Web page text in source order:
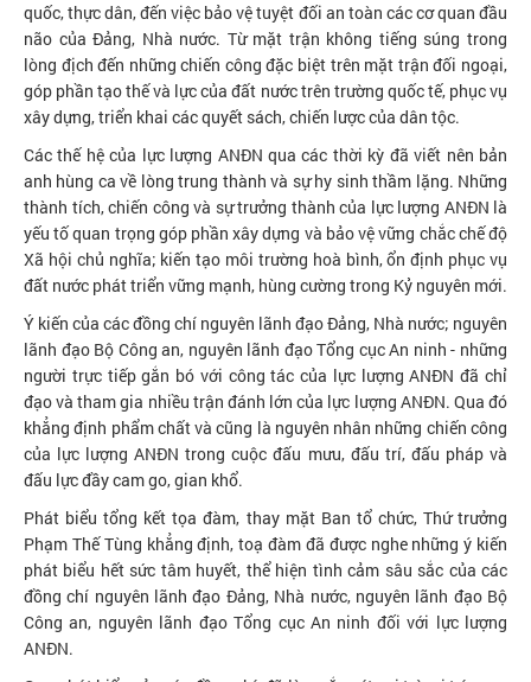
quốc, thực dân, đến việc bảo vệ tuyệt đối an toàn các cơ quan đầu
não của Đảng, Nhà nước. Từ mặt trận không tiếng súng trong
lòng địch đến những chiến công đặc biệt trên mặt trận đối ngoại,
góp phần tạo thế và lực của đất nước trên trường quốc tế, phục vụ
xây dựng, triển khai các quyết sách, chiến lược của dân tộc.
Các thế hệ của lực lượng ANĐN qua các thời kỳ đã viết nên bản
anh hùng ca về lòng trung thành và sự hy sinh thầm lặng. Những
thành tích, chiến công và sự trưởng thành của lực lượng ANĐN là
yếu tố quan trọng góp phần xây dựng và bảo vệ vững chắc chế độ
Xã hội chủ nghĩa; kiến tạo môi trường hoà bình, ổn định phục vụ
đất nước phát triển vững mạnh, hùng cường trong Kỷ nguyên mới.
Ý kiến của các đồng chí nguyên lãnh đạo Đảng, Nhà nước; nguyên
lãnh đạo Bộ Công an, nguyên lãnh đạo Tổng cục An ninh - những
người trực tiếp gắn bó với công tác của lực lượng ANĐN đã chỉ
đạo và tham gia nhiều trận đánh lớn của lực lượng ANĐN. Qua đó
khẳng định phẩm chất và cũng là nguyên nhân những chiến công
của lực lượng ANĐN trong cuộc đấu mưu, đấu trí, đấu pháp và
đấu lực đầy cam go, gian khổ.
Phát biểu tổng kết tọa đàm, thay mặt Ban tổ chức, Thứ trưởng
Phạm Thế Tùng khẳng định, toạ đàm đã được nghe những ý kiến
phát biểu hết sức tâm huyết, thể hiện tình cảm sâu sắc của các
đồng chí nguyên lãnh đạo Đảng, Nhà nước, nguyên lãnh đạo Bộ
Công an, nguyên lãnh đạo Tổng cục An ninh đối với lực lượng
ANĐN.